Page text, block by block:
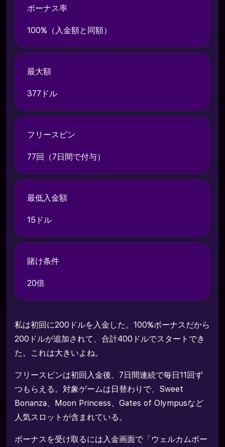
ボーナス率
100%（入金額と同額）
最大額
377ドル
フリースピン
77回（7日間で付与）
最低入金額
15ドル
賭け条件
20倍
私は初回に200ドルを入金した。100%ボーナスだから
200ドルが追加されて、合計400ドルでスタートでき
た。これは大きいよね。
フリースピンは初回入金後、7日間連続で毎日11回ず
つもらえる。対象ゲームは日替わりで、Sweet
Bonanza、Moon Princess、Gates of Olympusなど
人気スロットが含まれている。
ボーナスを受け取るには入金画面で「ウェルカムボー